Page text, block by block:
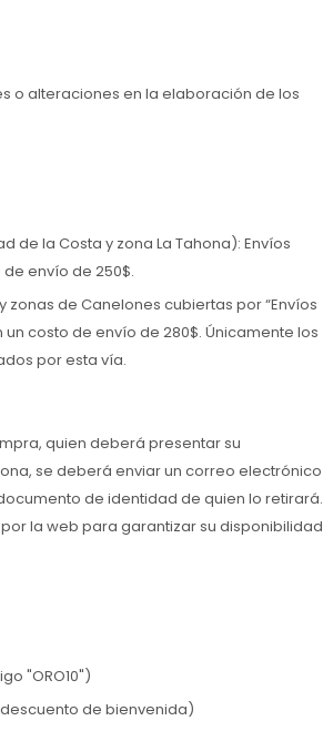
o alteraciones en la elaboración de los
de la Costa y zona La Tahona): Envíos
envío de 250$.
de Canelones cubiertas por “Envíos
costo de envío de 280$. Únicamente los
por esta vía.
quien deberá presentar su
se deberá enviar un correo electrónico
de identidad de quien lo retirará.
la web para garantizar su disponibilidad
"ORO10")
descuento de bienvenida)